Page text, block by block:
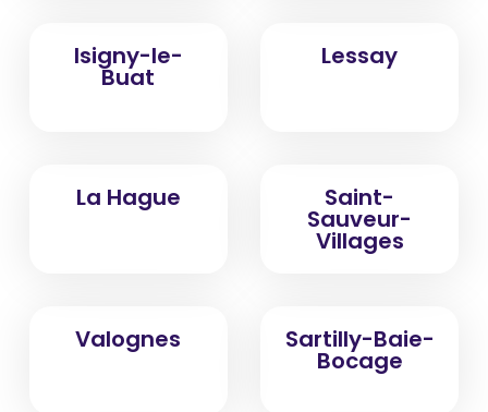
Isigny-le-
Buat
Lessay
La Hague Saint-
Sauveur-
Villages
Valognes Sartilly-Baie-
Bocage